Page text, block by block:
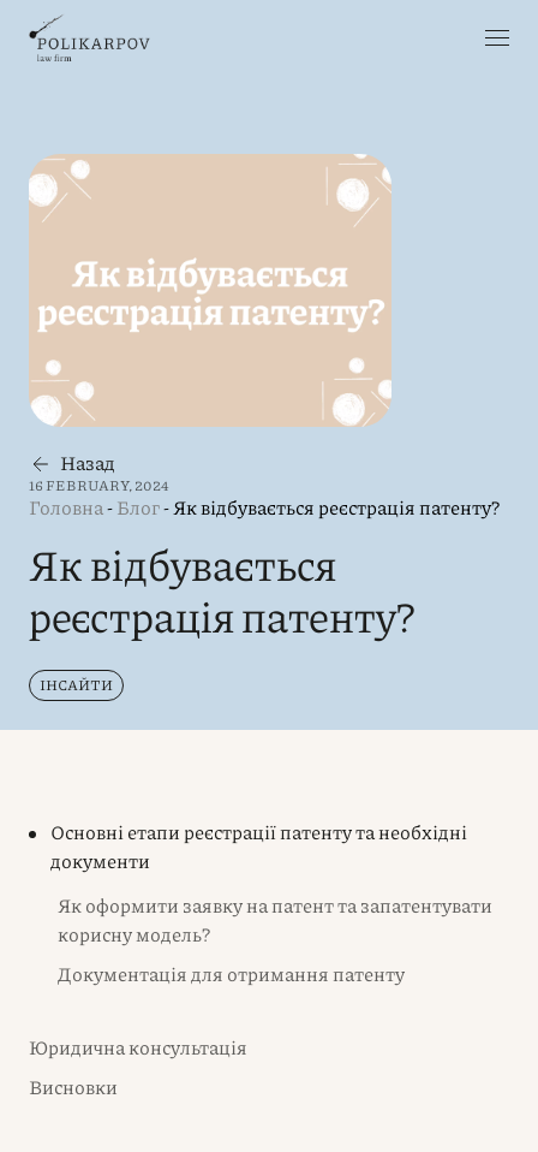
Назад
16 FEBRUARY, 2024
Головна-Блог-Як відбувається реєстрація патенту?
Як відбувається
реєстрація патенту?
ІНСАЙТИ
Основні етапи реєстрації патенту та необхідні
документи
Як оформити заявку на патент та запатентувати
корисну модель?
Документація для отримання патенту
Юридична консультація
Висновки